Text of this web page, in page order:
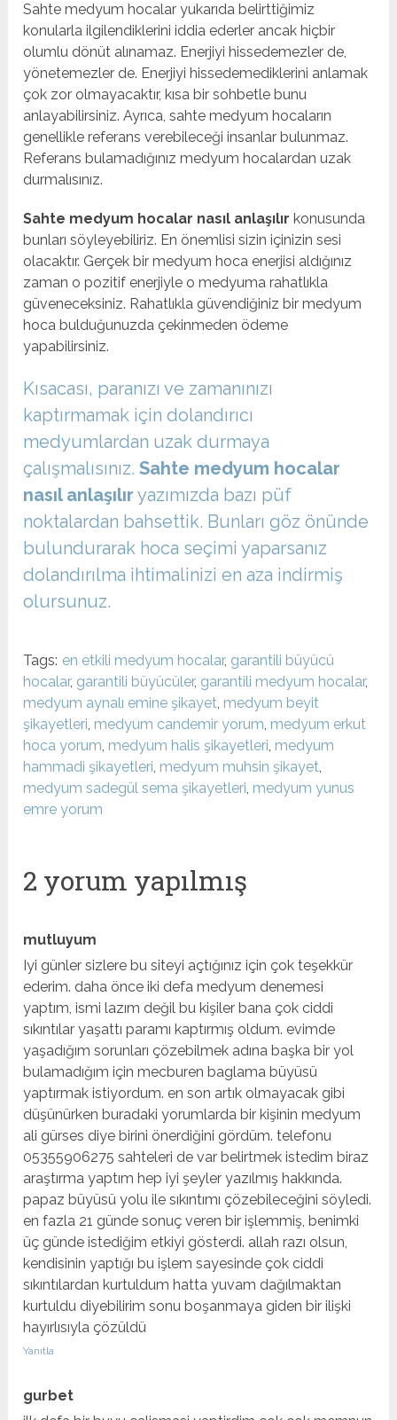
Sahte medyum hocalar yukarıda belirttiğimiz
konularla ilgilendiklerini iddia ederler ancak hiçbir
olumlu dönüt alınamaz. Enerjiyi hissedemezler de,
yönetemezler de. Enerjiyi hissedemediklerini anlamak
çok zor olmayacaktır, kısa bir sohbetle bunu
anlayabilirsiniz. Ayrıca, sahte medyum hocaların
genellikle referans verebileceği insanlar bulunmaz.
Referans bulamadığınız medyum hocalardan uzak
durmalısınız.
Sahte medyum hocalar nasıl anlaşılır konusunda
bunları söyleyebiliriz. En önemlisi sizin içinizin sesi
olacaktır. Gerçek bir medyum hoca enerjisi aldığınız
zaman o pozitif enerjiyle o medyuma rahatlıkla
güveneceksiniz. Rahatlıkla güvendiğiniz bir medyum
hoca bulduğunuzda çekinmeden ödeme
yapabilirsiniz.
Kısacası, paranızı ve zamanınızı
kaptırmamak için dolandırıcı
medyumlardan uzak durmaya
çalışmalısınız.Sahte medyum hocalar
nasıl anlaşılır yazımızda bazı püf
noktalardan bahsettik. Bunları göz önünde
bulundurarak hoca seçimi yaparsanız
dolandırılma ihtimalinizi en aza indirmiş
olursunuz.
Tags: en etkili medyum hocalar, garantili büyücü
hocalar, garantili büyücüler, garantili medyum hocalar,
medyum aynalı emine şikayet, medyum beyit
şikayetleri, medyum candemir yorum, medyum erkut
hoca yorum, medyum halis şikayetleri, medyum
hammadi şikayetleri, medyum muhsin şikayet,
medyum sadegül sema şikayetleri, medyum yunus
emre yorum
2 yorum yapılmış
mutluyum
Iyi günler sizlere bu siteyi açtığınız için çok teşekkür
ederim. daha önce iki defa medyum denemesi
yaptım, ismi lazım değil bu kişiler bana çok ciddi
sıkıntılar yaşattı paramı kaptırmış oldum. evimde
yaşadığım sorunları çözebilmek adına başka bir yol
bulamadığım için mecburen baglama büyüsü
yaptırmak istiyordum. en son artık olmayacak gibi
düşünürken buradaki yorumlarda bir kişinin medyum
ali gürses diye birini önerdiğini gördüm. telefonu
05355906275 sahteleri de var belirtmek istedim biraz
araştırma yaptım hep iyi şeyler yazılmış hakkında.
papaz büyüsü yolu ile sıkıntımı çözebileceğini söyledi.
en fazla 21 günde sonuç veren bir işlemmiş, benimki
üç günde istediğim etkiyi gösterdi. allah razı olsun,
kendisinin yaptığı bu işlem sayesinde çok ciddi
sıkıntılardan kurtuldum hatta yuvam dağılmaktan
kurtuldu diyebilirim sonu boşanmaya giden bir ilişki
hayırlısıyla çözüldü
Yanıtla
gurbet